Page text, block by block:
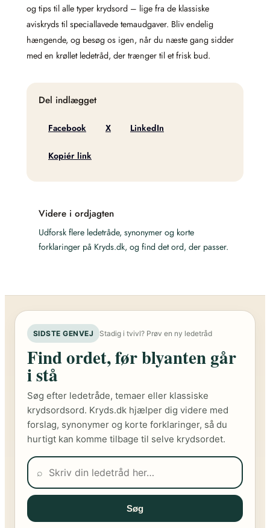
og tips til alle typer krydsord – lige fra de klassiske
aviskryds til speciallavede temaudgaver. Bliv endelig
hængende, og besøg os igen, når du næste gang sidder
med en krøllet ledetråd, der trænger til et frisk bud.
Del indlægget
Facebook X LinkedIn
Kopiér link
Videre i ordjagten
Udforsk flere ledetråde, synonymer og korte
forklaringer på Kryds.dk, og find det ord, der passer.
SIDSTE GENVEJ Stadig i tvivl? Prøv en ny ledetråd
Find ordet, før blyanten går
i stå
Søg efter ledetråde, temaer eller klassiske
krydsordsord. Kryds.dk hjælper dig videre med
forslag, synonymer og korte forklaringer, så du
hurtigt kan komme tilbage til selve krydsordet.
⌕
Søg